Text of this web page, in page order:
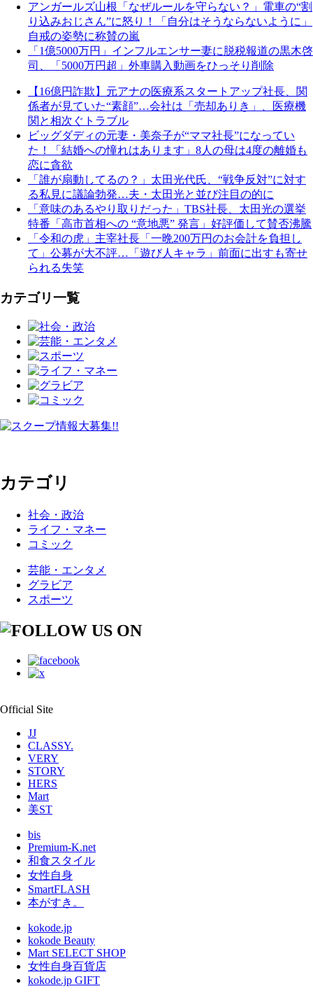
アンガールズ山根「なぜルールを守らない？」電車の“割
り込みおじさん”に怒り！「自分はそうならないように」
自戒の姿勢に称賛の嵐
「1億5000万円」インフルエンサー妻に脱税報道の黒木啓
司、「5000万円超」外車購入動画をひっそり削除
【16億円詐欺】元アナの医療系スタートアップ社長、関
係者が見ていた“素顔”…会社は「売却ありき」、医療機
関と相次ぐトラブル
ビッグダディの元妻・美奈子が“ママ社長”になってい
た！「結婚への憧れはあります」8人の母は4度の離婚も
恋に貪欲
「誰が扇動してるの？」太田光代氏、“戦争反対”に対す
る私見に議論勃発…夫・太田光と並び注目の的に
「意味のあるやり取りだった」TBS社長、太田光の選挙
特番「高市首相への “意地悪” 発言」好評価して賛否沸騰
「令和の虎」主宰社長「一晩200万円のお会計を負担し
て」公募が大不評…「遊び人キャラ」前面に出すも寄せ
られる失笑
カテゴリ一覧
カテゴリ
社会・政治
ライフ・マネー
コミック
芸能・エンタメ
グラビア
スポーツ
Official Site
JJ
CLASSY.
VERY
STORY
HERS
Mart
美ST
bis
Premium-K.net
和食スタイル
女性自身
SmartFLASH
本がすき。
kokode.jp
kokode Beauty
Mart SELECT SHOP
女性自身百貨店
kokode.jp GIFT